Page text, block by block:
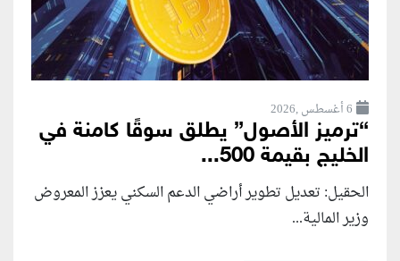
6 أغسطس ,2026
“ترميز الأصول” يطلق سوقًا كامنة في
الخليج بقيمة 500...
الحقيل: تعديل تطوير أراضي الدعم السكني يعزز المعروض
وزير المالية...